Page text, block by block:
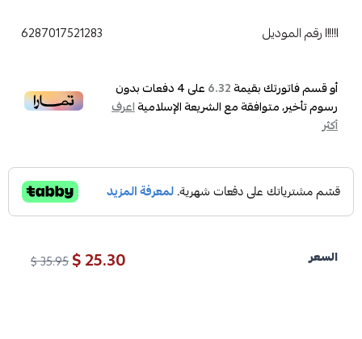
رقم الموديل 6287017521283
أو قسم فاتورتك بقيمة6.32 على4دفعات بدون
رسوم تأخير، متوافقة مع الشريعة الإسلاميةاعرف
أكثر
السعر 25.30 $
35.95 $